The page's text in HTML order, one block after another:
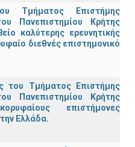
Τμήματος Επιστήμης
Πανεπιστημίου Κρήτης
καλύτερης ερευνητικής
διεθνές επιστημονικό
του Τμήματος Επιστήμης
Πανεπιστημίου Κρήτης
επιστήμονες
Ελλάδα.